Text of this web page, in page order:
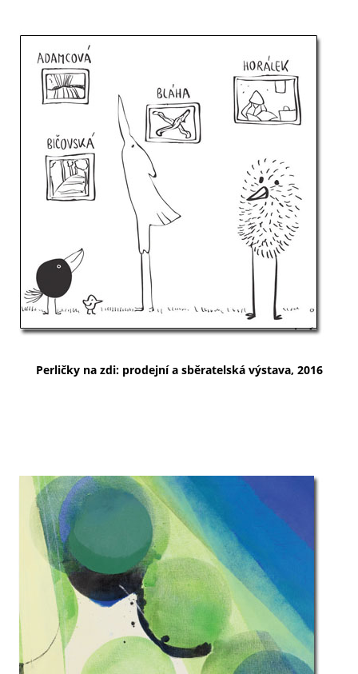
Perličky na zdi: prodejní a sběratelská výstava, 2016